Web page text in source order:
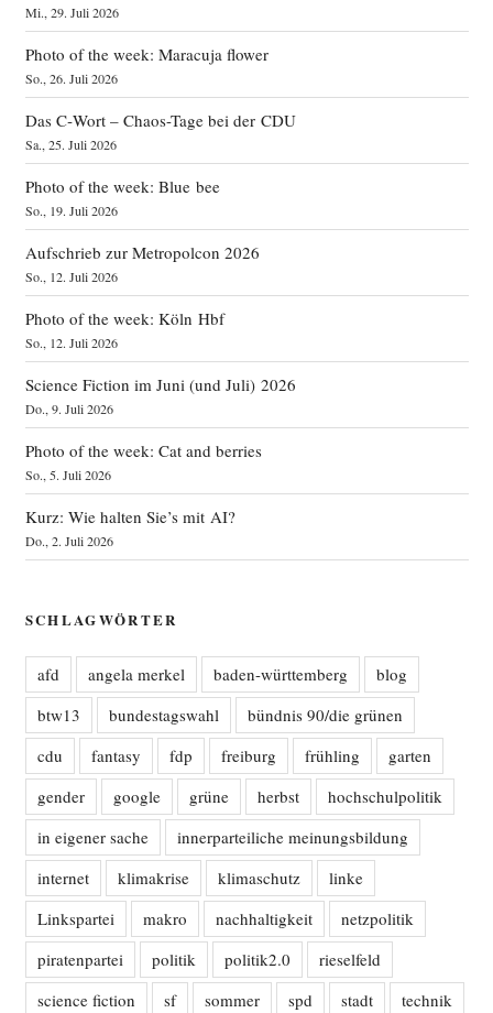
Mi., 29. Juli 2026
Photo of the week: Maracuja flower
So., 26. Juli 2026
Das C‑Wort – Chaos-Tage bei der CDU
Sa., 25. Juli 2026
Photo of the week: Blue bee
So., 19. Juli 2026
Aufschrieb zur Metropolcon 2026
So., 12. Juli 2026
Photo of the week: Köln Hbf
So., 12. Juli 2026
Science Fiction im Juni (und Juli) 2026
Do., 9. Juli 2026
Photo of the week: Cat and berries
So., 5. Juli 2026
Kurz: Wie halten Sie’s mit AI?
Do., 2. Juli 2026
SCHLAGWÖRTER
afd angela merkel baden-württemberg
blog
btw13
bundestagswahl
bündnis 90/die grünen
cdu
fantasy fdp freiburg frühling
garten
gender
google grüne herbst
hochschulpolitik
in eigener sache
innerparteiliche meinungsbildung
internet
klimakrise klimaschutz
linke
Linkspartei
makro nachhaltigkeit
netzpolitik
piratenpartei
politik politik2.0
rieselfeld
science fiction
sf sommer spd stadt technik